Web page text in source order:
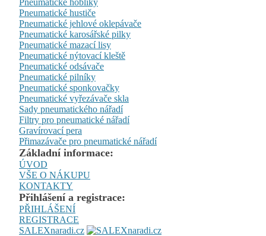
Pneumatické hoblíky
Pneumatické hustiče
Pneumatické jehlové oklepávače
Pneumatické karosářské pilky
Pneumatické mazací lisy
Pneumatické nýtovací kleště
Pneumatické odsávače
Pneumatické pilníky
Pneumatické sponkovačky
Pneumatické vyřezávače skla
Sady pneumatického nářadí
Filtry pro pneumatické nářadí
Gravírovací pera
Přimazávače pro pneumatické nářadí
Základní informace:
ÚVOD
VŠE O NÁKUPU
KONTAKTY
Přihlášení a registrace:
PŘIHLÁŠENÍ
REGISTRACE
SALEXnaradi.cz